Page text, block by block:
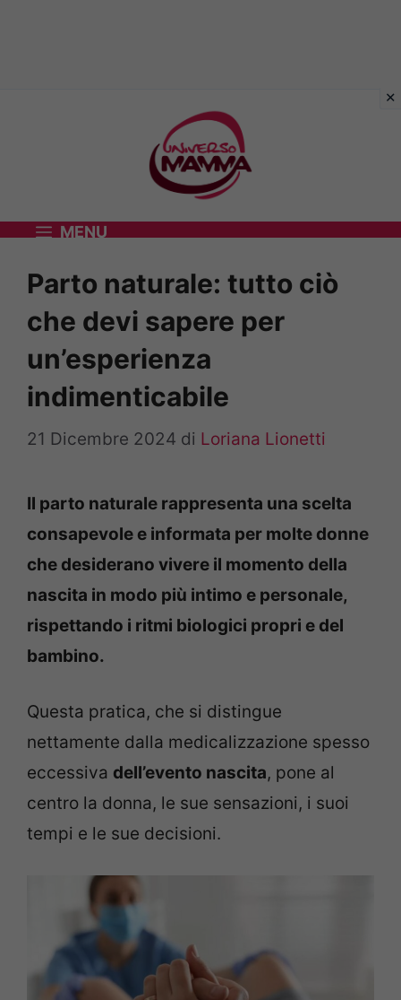
MENU
Parto naturale: tutto ciò
che devi sapere per
un’esperienza
indimenticabile
21 Dicembre 2024 di Loriana Lionetti
Il parto naturale rappresenta una scelta
consapevole e informata per molte donne
che desiderano vivere il momento della
nascita in modo più intimo e personale,
rispettando i ritmi biologici propri e del
bambino.
Questa pratica, che si distingue
nettamente dalla medicalizzazione spesso
eccessiva dell’evento nascita, pone al
centro la donna, le sue sensazioni, i suoi
tempi e le sue decisioni.